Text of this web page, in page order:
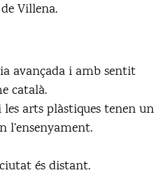
Villena.
avançada i amb sentit
català.
arts plàstiques tenen un
és distant.